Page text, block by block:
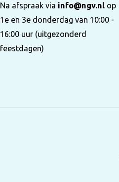
Na afspraak via info@ngv.nl op
1e en 3e donderdag van 10:00 -
16:00 uur (uitgezonderd
feestdagen)